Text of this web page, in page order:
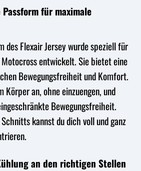
für maximale
des Flexair Jersey wurde speziell für
entwickelt. Sie bietet eine
Bewegungsfreiheit und Komfort.
Körper an, ohne einzuengen, und
Bewegungsfreiheit.
kannst du dich voll und ganz
an den richtigen Stellen